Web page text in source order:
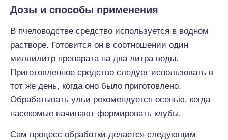
Дозы и способы применения
В пчеловодстве средство используется в водном
растворе. Готовится он в соотношении один
миллилитр препарата на два литра воды.
Приготовленное средство следует использовать в
тот же день, когда оно было приготовлено.
Обрабатывать ульи рекомендуется осенью, когда
насекомые начинают формировать клубы.
Сам процесс обработки делается следующим